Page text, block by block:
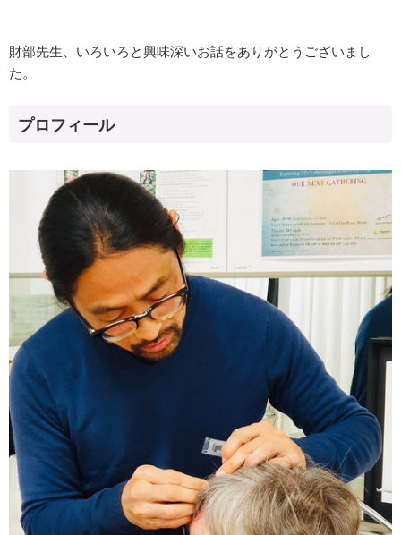
財部先生、いろいろと興味深いお話をありがとうございまし
た。
プロフィール